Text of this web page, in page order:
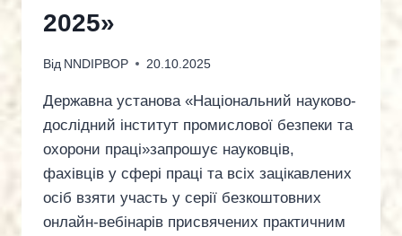
2025»
Від NNDIPBOP 20.10.2025
Державна установа «Національний науково-
дослідний інститут промислової безпеки та
охорони праці»запрошує науковців,
фахівців у сфері праці та всіх зацікавлених
осіб взяти участь у серії безкоштовних
онлайн-вебінарів присвячених практичним